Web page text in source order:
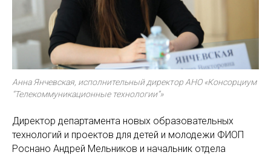
Анна Янчевская, исполнительный директор АНО «Консорциум
“Телекоммуникационные технологии”»
Директор департамента новых образовательных
технологий и проектов для детей и молодежи ФИОП
Роснано Андрей Мельников и начальник отдела